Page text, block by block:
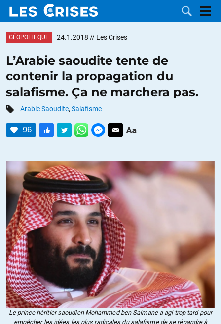
DOSSIERS
CATÉGORIES
MOTS CLÉS
NOUS
CONTACTER
FAIRE UN
GÉOPOLITIQUE 24.1.2018 // Les Crises
L’Arabie saoudite tente de
contenir la propagation du
salafisme. Ça ne marchera pas.
Arabie Saoudite, Salafisme
96
Le prince héritier saoudien Mohammed ben Salmane a agi trop tard pour
empêcher les idées les plus radicales du salafisme de se répandre à